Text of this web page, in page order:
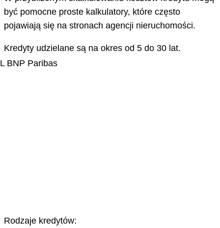
być pomocne proste kalkulatory, które często
pojawiają się na stronach agencji nieruchomości.
Kredyty udzielane są na okres od 5 do 30 lat.
Rodzaje kredytów: